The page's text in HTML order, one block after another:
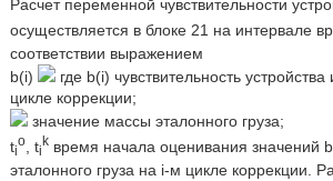
Расчет переменной чувствительности
осуществляется в блоке 21 на интервале
соответствии выражением
b(i)
где b(i) чувствительность
цикле коррекции;
значение массы эталонного груза;
ti
o, ti
kвремя начала оценивания значений
эталонного груза на i-м цикле коррекции.